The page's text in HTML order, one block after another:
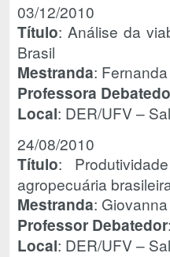
03/12/2010
Título: Análise da
Brasil
Mestranda:
Professora
Local: DER/UFV –
24/08/2010
Título:
agropecuária
Mestranda:
Professor Debatedor
Local: DER/UFV –